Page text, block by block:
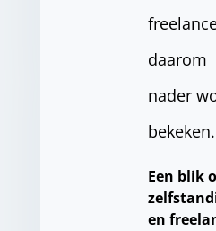
daarom
nader
bekeken.
Een blik
en